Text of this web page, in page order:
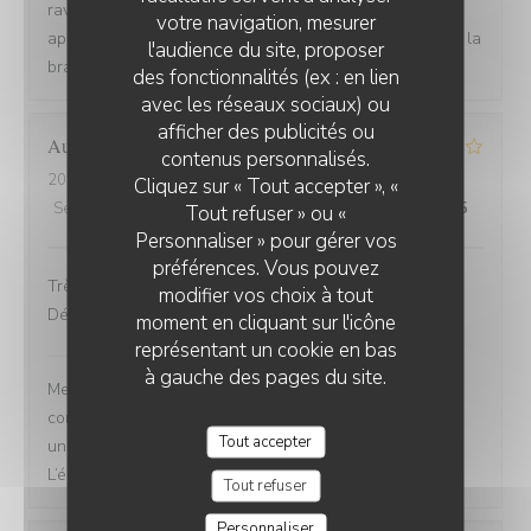
votre navigation, mesurer
l'audience du site, proposer
des fonctionnalités (ex : en lien
avec les réseaux sociaux) ou
afficher des publicités ou
contenus personnalisés.
Cliquez sur « Tout accepter », «
Tout refuser » ou «
Personnaliser » pour gérer vos
préférences. Vous pouvez
modifier vos choix à tout
moment en cliquant sur l'icône
représentant un cookie en bas
à gauche des pages du site.
Tout accepter
Tout refuser
ravis que l'ambiance, le service et la cuisine aient été
appréciés. Au plaisir de vous revoir bientôt. L'équipe de la
brasserie du Théâtre
Aude
2026-07-26 - 12:30 - Couverts 5
Service
Ambiance : 5 /5 Cuisine 4 /5 Qualité / Prix /5
Très bel emplacement face au château de St Germain.
Décoration soignée et accueil chaleureux de lequipe
Brasserie du Théâtre a répondu à cet avis
Merci d’avoir pris le temps de nous laisser un
commentaire. Nous sommes ravis que vous ayez passé
un bon moment, nous espérons vous revoir bientôt !
L’équipe de la Brasserie du Théâtre.